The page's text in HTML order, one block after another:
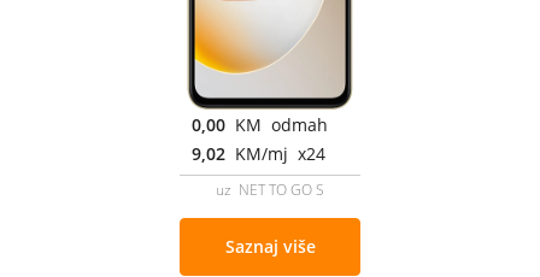
0,00 KM odmah
9,02 KM/mj x24
uz NET TO GO S
Saznaj više